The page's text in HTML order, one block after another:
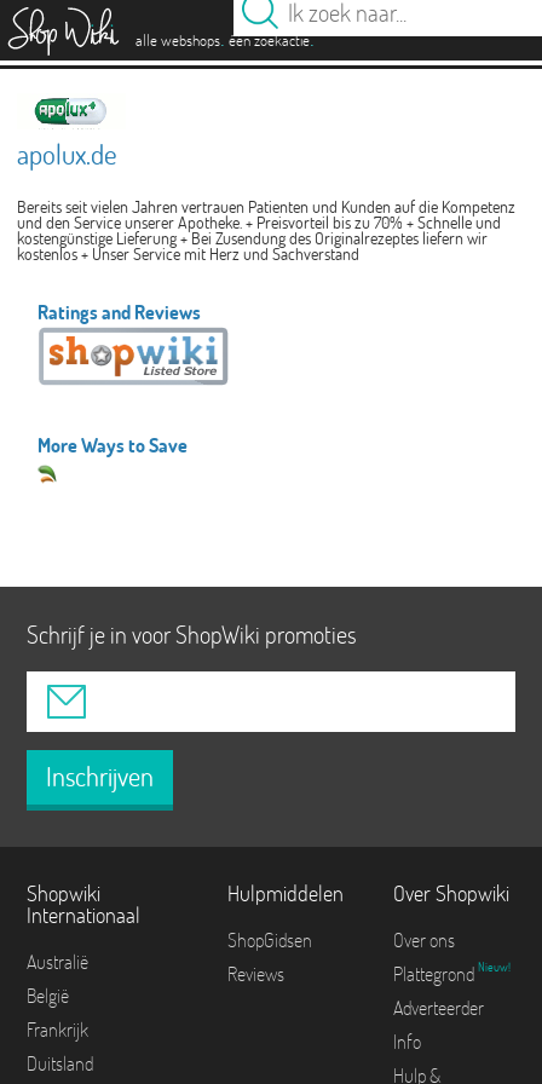
alle webshops. één zoekactie.
apolux.de
Bereits seit vielen Jahren vertrauen Patienten und Kunden auf die Kompetenz
und den Service unserer Apotheke. + Preisvorteil bis zu 70% + Schnelle und
kostengünstige Lieferung + Bei Zusendung des Originalrezeptes liefern wir
kostenlos + Unser Service mit Herz und Sachverstand
Ratings and Reviews
More Ways to Save
Schrijf je in voor ShopWiki promoties
Inschrijven
Shopwiki
Internationaal
Australië
België
Frankrijk
Duitsland
Hulpmiddelen
ShopGidsen
Reviews
Over Shopwiki
Over ons
Plattegrond Nieuw!
Adverteerder
Info
Hulp &